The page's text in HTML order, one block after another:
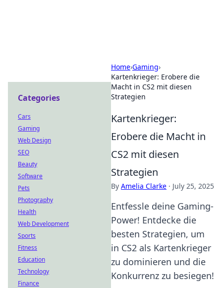
Home›Gaming›
Kartenkrieger: Erobere die
Macht in CS2 mit diesen
Strategien
Kartenkrieger:
Erobere die Macht in
CS2 mit diesen
Strategien
By Amelia Clarke · July 25, 2025
Entfessle deine Gaming-
Power! Entdecke die
besten Strategien, um
in CS2 als Kartenkrieger
zu dominieren und die
Konkurrenz zu besiegen!
Categories
Cars
Gaming
Web Design
SEO
Beauty
Software
Pets
Photography
Health
Web Development
Sports
Fitness
Education
Technology
Finance